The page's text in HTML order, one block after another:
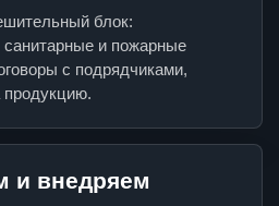
блок:
и пожарные
с подрядчиками,
и внедряем